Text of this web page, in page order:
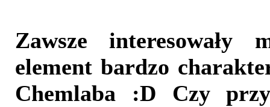
Zawsze
element bardzo
Chemlaba :D Czy